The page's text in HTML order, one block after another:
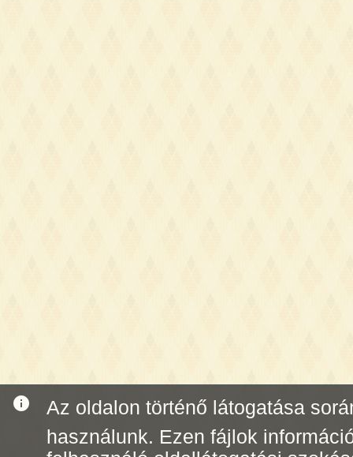
info
Az oldalon történő látogatása
használunk. Ezen fájlok